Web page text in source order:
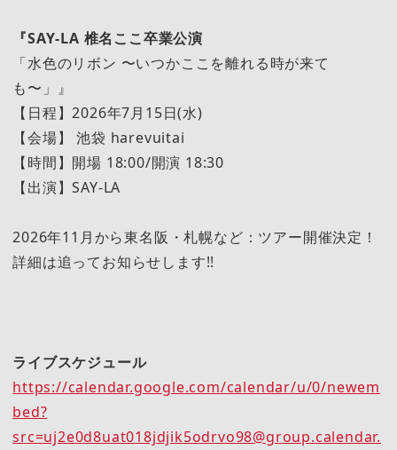
『SAY-LA 椎名ここ卒業公演
「水色のリボン 〜いつかここを離れる時が来て
も〜」』
【日程】2026年7月15日(水)
【会場】 池袋 harevuitai
【時間】開場 18:00/開演 18:30
【出演】SAY-LA
2026年11月から東名阪・札幌など：ツアー開催決定！
詳細は追ってお知らせします!!
ライブスケジュール
https://calendar.google.com/calendar/u/0/newem
bed?
src=uj2e0d8uat018jdjik5odrvo98@group.calendar.